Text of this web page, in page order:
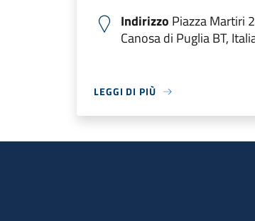
Indirizzo Piazza Martiri
Canosa di Puglia BT,
LEGGI DI PIÙ